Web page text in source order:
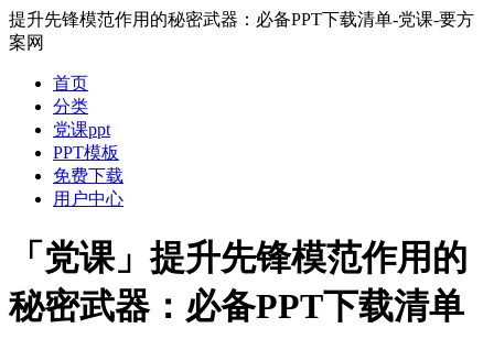
提升先锋模范作用的秘密武器：必备PPT下载清单-党课-要方
案网
首页
分类
党课ppt
PPT模板
免费下载
用户中心
「党课」提升先锋模范作用的
秘密武器：必备PPT下载清单